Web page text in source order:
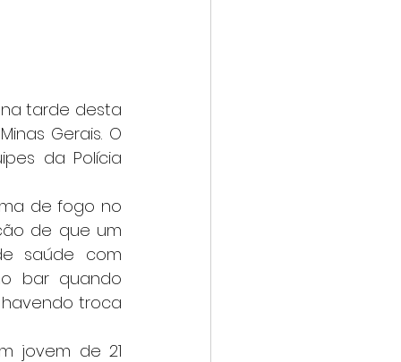
Gerais. O
da Polícia
de que um
saúde com
bar quando
troca